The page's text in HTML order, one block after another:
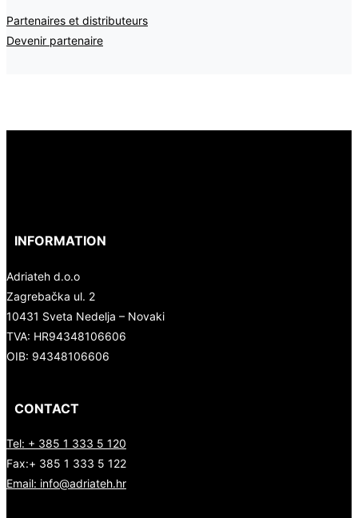
Partenaires et distributeurs
Devenir partenaire
INFORMATION
Adriateh d.o.o
Zagrebačka ul. 2
10431 Sveta Nedelja – Novaki
TVA: HR94348106606
OIB: 94348106606
CONTACT
Tel: + 385 1 333 5 120
Fax:+ 385 1 333 5 122
Email: info@adriateh.hr